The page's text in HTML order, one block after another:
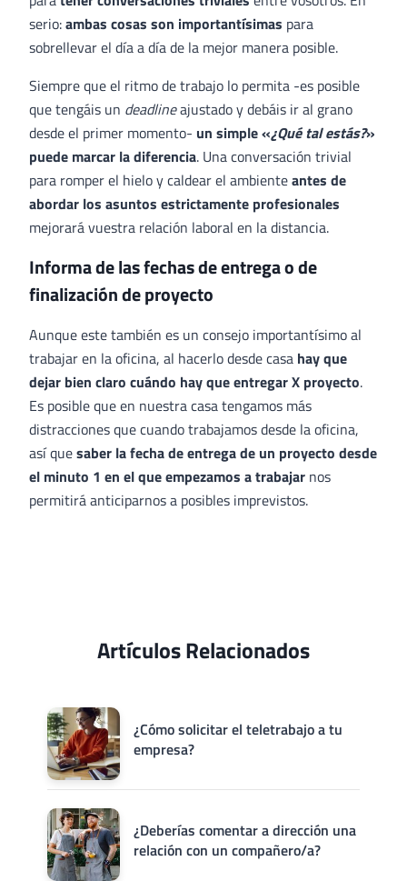
serio:ambas cosas son importantísimas para
sobrellevar el día a día de la mejor manera posible.
Siempre que el ritmo de trabajo lo permita -es posible
que tengáis un deadlineajustado y debáis ir al grano
desde el primer momento- un simple «¿Qué tal estás?»
puede marcar la diferencia. Una conversación trivial
para romper el hielo y caldear el ambienteantes de
abordar los asuntos estrictamente profesionales
mejorará vuestra relación laboral en la distancia.
Informa de las fechas de entrega o de
finalización de proyecto
Aunque este también es un consejo importantísimo al
trabajar en la oficina, al hacerlo desde casa hay que
dejar bien claro cuándo hay que entregar X proyecto.
Es posible que en nuestra casa tengamos más
distracciones que cuando trabajamos desde la oficina,
así quesaber la fecha de entrega de un proyecto desde
el minuto 1 en el que empezamos a trabajar nos
permitirá anticiparnos a posibles imprevistos.
Artículos Relacionados
¿Cómo solicitar el teletrabajo a tu
empresa?
¿Deberías comentar a dirección una
relación con un compañero/a?